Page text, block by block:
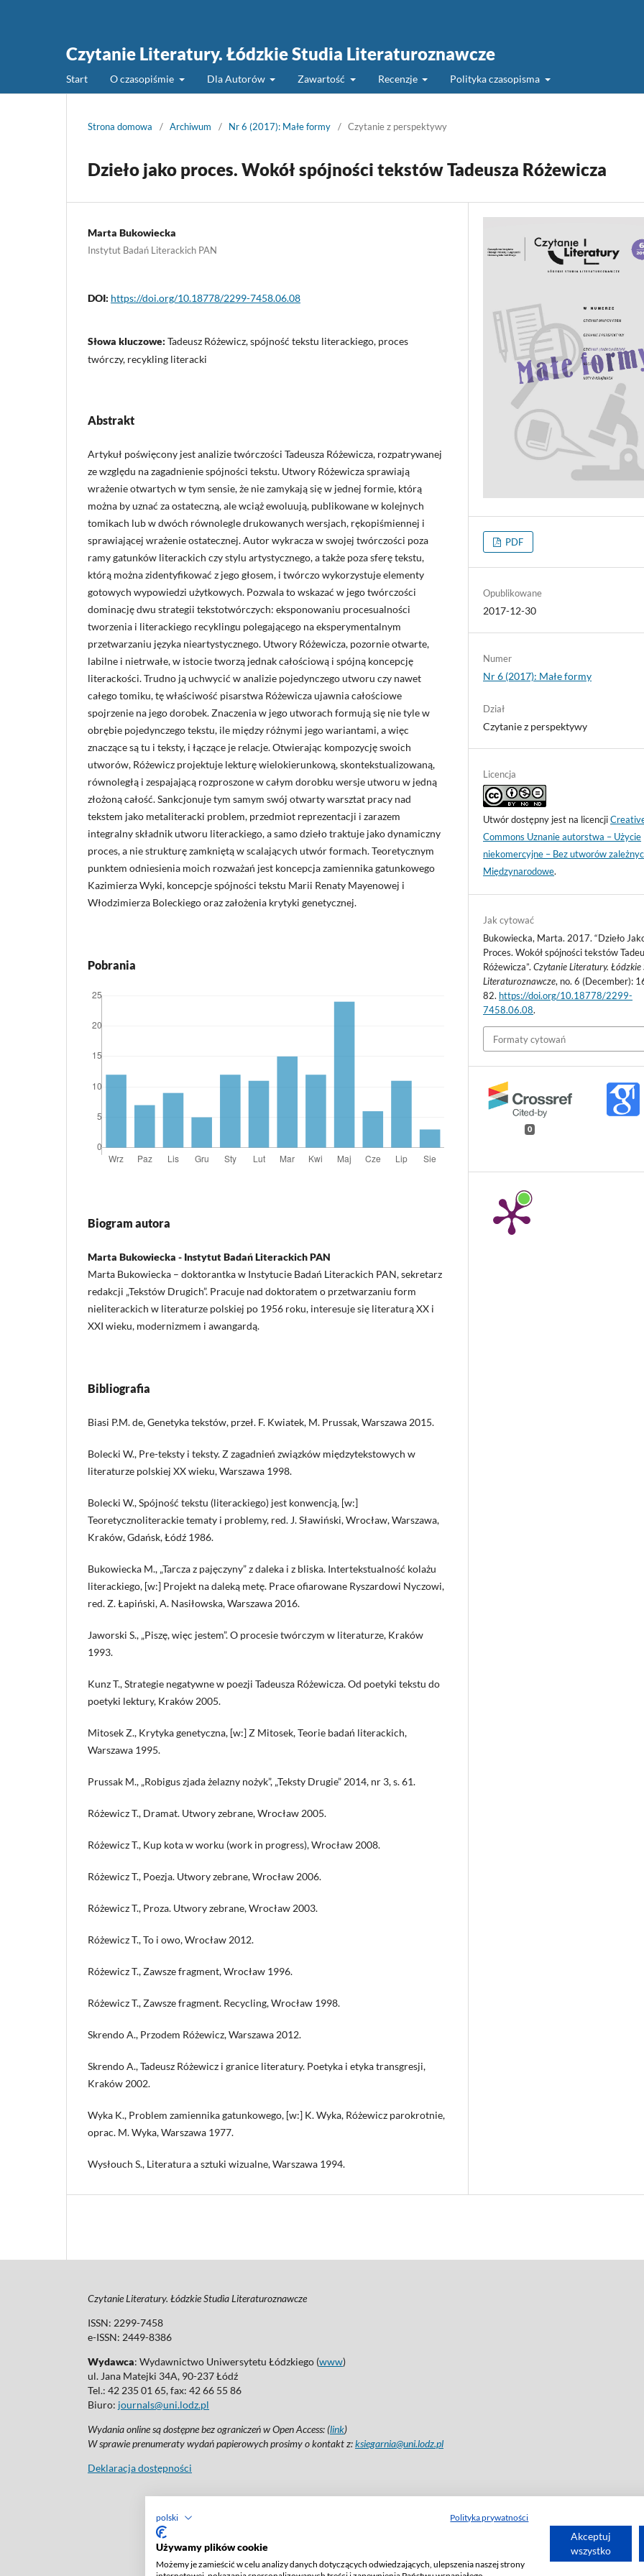
polski Polityka prywatności
Używamy plików cookie
Możemy je zamieścić w celu analizy danych dotyczących odwiedzających, ulepszenia naszej strony
Akceptuj
wszystko
Czytanie Literatury. Łódzkie Studia Literaturoznawcze
Start O czasopiśmie Dla Autorów Zawartość Recenzje Polityka czasopisma
Strona domowa / Archiwum / Nr 6 (2017): Małe formy / Czytanie z perspektywy
Dzieło jako proces. Wokół spójności tekstów Tadeusza Różewicza
Marta Bukowiecka
Instytut Badań Literackich PAN
DOI: https://doi.org/10.18778/2299-7458.06.08
Słowa kluczowe: Tadeusz Różewicz, spójność tekstu literackiego, proces
twórczy, recykling literacki
Abstrakt
Artykuł poświęcony jest analizie twórczości Tadeusza Różewicza, rozpatrywanej
ze względu na zagadnienie spójności tekstu. Utwory Różewicza sprawiają
wrażenie otwartych w tym sensie, że nie zamykają się w jednej formie, którą
można by uznać za ostateczną, ale wciąż ewoluują, publikowane w kolejnych
tomikach lub w dwóch równolegle drukowanych wersjach, rękopiśmiennej i
sprawiającej wrażenie ostatecznej. Autor wykracza w swojej twórczości poza
ramy gatunków literackich czy stylu artystycznego, a także poza sferę tekstu,
którą można zidentyfikować z jego głosem, i twórczo wykorzystuje elementy
gotowych wypowiedzi użytkowych. Pozwala to wskazać w jego twórczości
dominację dwu strategii tekstotwórczych: eksponowaniu procesualności
tworzenia i literackiego recyklingu polegającego na eksperymentalnym
przetwarzaniu języka nieartystycznego. Utwory Różewicza, pozornie otwarte,
labilne i nietrwałe, w istocie tworzą jednak całościową i spójną koncepcję
literackości. Trudno ją uchwycić w analizie pojedynczego utworu czy nawet
całego tomiku, tę właściwość pisarstwa Różewicza ujawnia całościowe
spojrzenie na jego dorobek. Znaczenia w jego utworach formują się nie tyle w
obrębie pojedynczego tekstu, ile między różnymi jego wariantami, a więc
znaczące są tu i teksty, i łączące je relacje. Otwierając kompozycję swoich
utworów, Różewicz projektuje lekturę wielokierunkową, skontekstualizowaną,
równoległą i zespajającą rozproszone w całym dorobku wersje utworu w jedną
złożoną całość. Sankcjonuje tym samym swój otwarty warsztat pracy nad
tekstem jako metaliteracki problem, przedmiot reprezentacji i zarazem
integralny składnik utworu literackiego, a samo dzieło traktuje jako dynamiczny
proces, a nie strukturę zamkniętą w scalających utwór formach. Teoretycznym
punktem odniesienia moich rozważań jest koncepcja zamiennika gatunkowego
Kazimierza Wyki, koncepcje spójności tekstu Marii Renaty Mayenowej i
Włodzimierza Boleckiego oraz założenia krytyki genetycznej.
Pobrania
Biogram autora
Marta Bukowiecka - Instytut Badań Literackich PAN
Marta Bukowiecka – doktorantka w Instytucie Badań Literackich PAN, sekretarz
redakcji „Tekstów Drugich”. Pracuje nad doktoratem o przetwarzaniu form
nieliterackich w literaturze polskiej po 1956 roku, interesuje się literaturą XX i
XXI wieku, modernizmem i awangardą.
Bibliografia
Biasi P.M. de, Genetyka tekstów, przeł. F. Kwiatek, M. Prussak, Warszawa 2015.
Bolecki W., Pre-teksty i teksty. Z zagadnień związków międzytekstowych w
literaturze polskiej XX wieku, Warszawa 1998.
Bolecki W., Spójność tekstu (literackiego) jest konwencją, [w:]
Teoretycznoliterackie tematy i problemy, red. J. Sławiński, Wrocław, Warszawa,
Kraków, Gdańsk, Łódź 1986.
Bukowiecka M., „Tarcza z pajęczyny” z daleka i z bliska. Intertekstualność kolażu
literackiego, [w:] Projekt na daleką metę. Prace ofiarowane Ryszardowi Nyczowi,
red. Z. Łapiński, A. Nasiłowska, Warszawa 2016.
Jaworski S., „Piszę, więc jestem”. O procesie twórczym w literaturze, Kraków
1993.
Kunz T., Strategie negatywne w poezji Tadeusza Różewicza. Od poetyki tekstu do
poetyki lektury, Kraków 2005.
Mitosek Z., Krytyka genetyczna, [w:] Z Mitosek, Teorie badań literackich,
Warszawa 1995.
Prussak M., „Robigus zjada żelazny nożyk”, „Teksty Drugie” 2014, nr 3, s. 61.
Różewicz T., Dramat. Utwory zebrane, Wrocław 2005.
Różewicz T., Kup kota w worku (work in progress), Wrocław 2008.
Różewicz T., Poezja. Utwory zebrane, Wrocław 2006.
Różewicz T., Proza. Utwory zebrane, Wrocław 2003.
Różewicz T., To i owo, Wrocław 2012.
Różewicz T., Zawsze fragment, Wrocław 1996.
Różewicz T., Zawsze fragment. Recycling, Wrocław 1998.
Skrendo A., Przodem Różewicz, Warszawa 2012.
Skrendo A., Tadeusz Różewicz i granice literatury. Poetyka i etyka transgresji,
Kraków 2002.
Wyka K., Problem zamiennika gatunkowego, [w:] K. Wyka, Różewicz parokrotnie,
oprac. M. Wyka, Warszawa 1977.
Wysłouch S., Literatura a sztuki wizualne, Warszawa 1994.
PDF
Opublikowane
2017-12-30
Numer
Nr 6 (2017): Małe formy
Dział
Czytanie z perspektywy
Licencja
Utwór dostępny jest na licencji
Commons Uznanie autorstwa – Użycie
niekomercyjne – Bez utworów
Międzynarodowe.
Jak cytować
Bukowiecka, Marta. 2017. “Dzieło
Proces. Wokół spójności tekstów
Różewicza”.Czytanie Literatury. Łódzkie
Literaturoznawcze, no. 6 (December):
82. https://doi.org/10.18778/2299-
7458.06.08.
Formaty cytowań
0
Czytanie Literatury. Łódzkie Studia Literaturoznawcze
ISSN: 2299-7458
e-ISSN: 2449-8386
Wydawca: Wydawnictwo Uniwersytetu Łódzkiego (www)
ul. Jana Matejki 34A, 90-237 Łódź
Tel.: 42 235 01 65, fax: 42 66 55 86
Biuro: journals@uni.lodz.pl
Wydania online są dostępne bez ograniczeń w Open Access: (link)
W sprawie prenumeraty wydań papierowych prosimy o kontakt z:ksiegarnia@uni.lodz.pl
Deklaracja dostępności